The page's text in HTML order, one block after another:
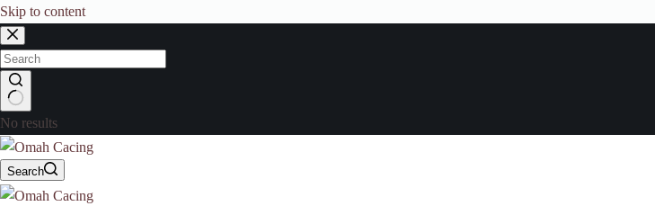
Skip to content
No results
Search